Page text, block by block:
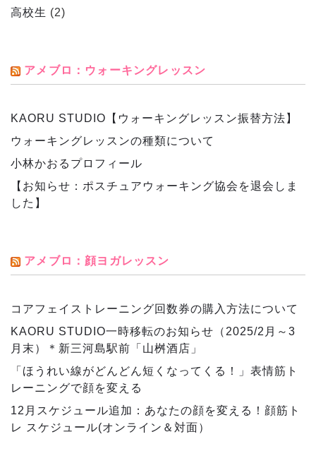
高校生 (2)
アメブロ：ウォーキングレッスン
KAORU STUDIO【ウォーキングレッスン振替方法】
ウォーキングレッスンの種類について
小林かおるプロフィール
【お知らせ：ポスチュアウォーキング協会を退会しま
した】
アメブロ：顔ヨガレッスン
コアフェイストレーニング回数券の購入方法について
KAORU STUDIO一時移転のお知らせ（2025/2月～3
月末）＊新三河島駅前「山桝酒店」
「ほうれい線がどんどん短くなってくる！」表情筋ト
レーニングで顔を変える
12月スケジュール追加：あなたの顔を変える！顔筋ト
レ スケジュール(オンライン＆対面）